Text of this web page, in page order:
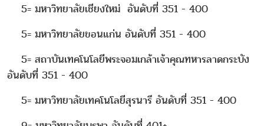
5= มหาวิทยาลัยเชียงใหม่ อันดับที่ 351 - 400
5= มหาวิทยาลัยขอนแก่น อันดับที่ 351 - 400
5= สถาบันเทคโนโลยีพระจอมเกล้าเจ้าคุณทหารลาดกระบัง
อันดับที่ 351 - 400
5= มหาวิทยาลัยเทคโนโลยีสุรนารี อันดับที่ 351 - 400